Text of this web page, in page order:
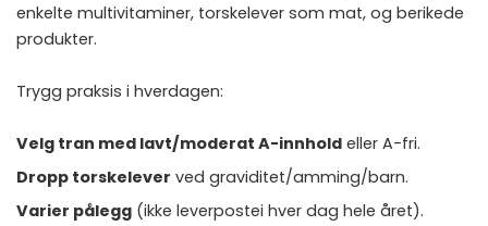
enkelte multivitaminer, torskelever som mat, og berikede
produkter.
Trygg praksis i hverdagen:
Velg tran med lavt/moderat A-innhold eller A-fri.
Dropp torskelever ved graviditet/amming/barn.
Varier pålegg (ikke leverpostei hver dag hele året).